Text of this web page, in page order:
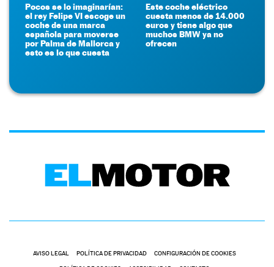
Pocos se lo imaginarían:
el rey Felipe VI escoge un
coche de una marca
española para moverse
por Palma de Mallorca y
esto es lo que cuesta
Este coche eléctrico
cuesta menos de 14.000
euros y tiene algo que
muchos BMW ya no
ofrecen
AVISO LEGAL POLÍTICA DE PRIVACIDAD CONFIGURACIÓN DE COOKIES